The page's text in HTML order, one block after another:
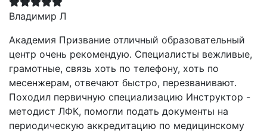
Владимир Л
Академия Призвание отличный образовательный
центр очень рекомендую. Специалисты вежливые,
грамотные, связь хоть по телефону, хоть по
месенжерам, отвечают быстро, перезванивают.
Походил первичную специализацию Инструктор -
методист ЛФК, помогли подать документы на
периодическую аккредитацию по медицинскому